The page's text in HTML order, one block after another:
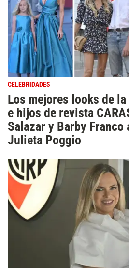
CELEBRIDADES
Los mejores looks de
e hijos de revista
Salazar y Barby Franco
Julieta Poggio